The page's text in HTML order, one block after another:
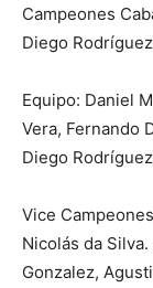
Campeones
Diego Rodríguez
Equipo: Daniel
Vera, Fernando
Diego
Vice
Nicolás da
Gonzalez,